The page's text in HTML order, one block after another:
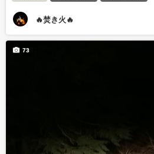
🔥焚き火🔥
73